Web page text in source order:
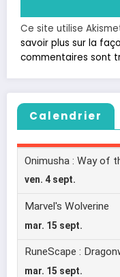
Ce site utilise
savoir plus sur la
commentaires sont
Calendrier